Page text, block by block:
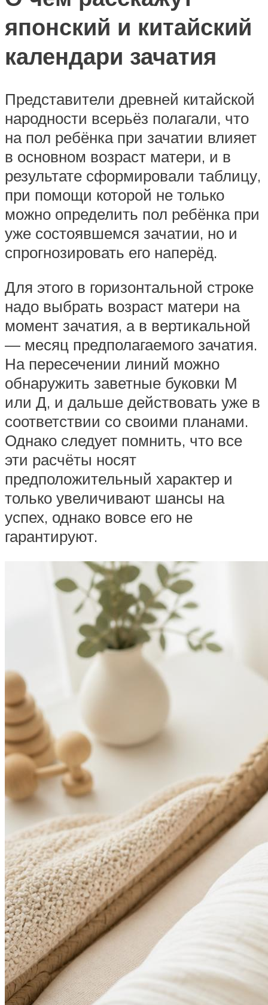
японский и китайский
календари зачатия
Представители древней китайской
народности всерьёз полагали, что
на пол ребёнка при зачатии влияет
в основном возраст матери, и в
результате сформировали таблицу,
при помощи которой не только
можно определить пол ребёнка при
уже состоявшемся зачатии, но и
спрогнозировать его наперёд.
Для этого в горизонтальной строке
надо выбрать возраст матери на
момент зачатия, а в вертикальной
— месяц предполагаемого зачатия.
На пересечении линий можно
обнаружить заветные буковки М
или Д, и дальше действовать уже в
соответствии со своими планами.
Однако следует помнить, что все
эти расчёты носят
предположительный характер и
только увеличивают шансы на
успех, однако вовсе его не
гарантируют.